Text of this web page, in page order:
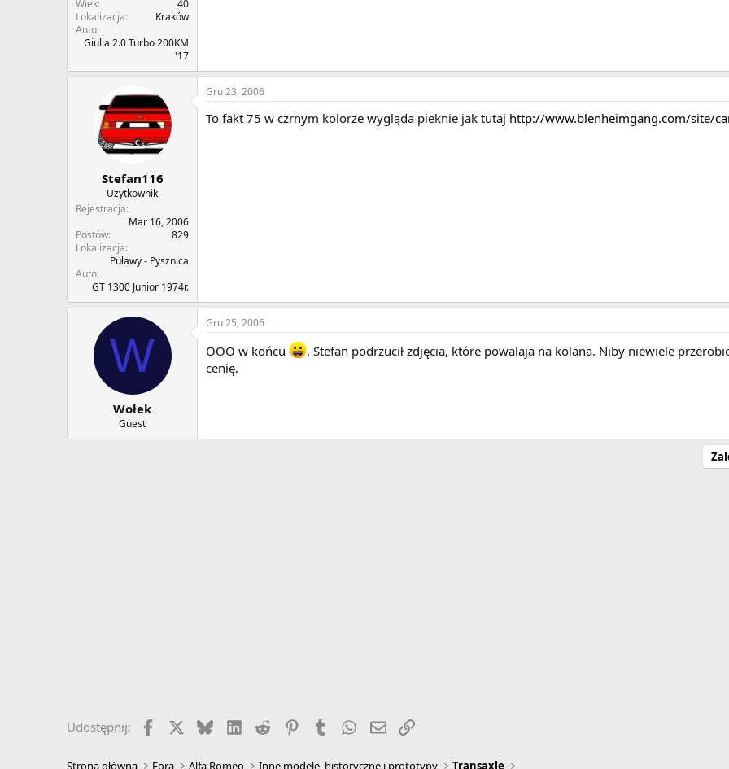
Wiek
40
Lokalizacja
Kraków
Auto
Giulia 2.0 Turbo 200KM
'17
Stefan116
Użytkownik
Rejestracja
Mar 16, 2006
Postów
829
Lokalizacja
Puławy - Pysznica
Auto
GT 1300 Junior 1974r.
Gru 23, 2006
To fakt 75 w czrnym kolorze wygląda pieknie jak tutaj http://www.blenheimgang.com/site/
W
Wołek
Guest
Gru 25, 2006
OOO w końcu
. Stefan podrzucił zdjęcia, które powalaja na kolana. Niby niewiele
cenię.
Udostępnij: Facebook BlueskyLinkedIn
Reddit PinterestTumblr WhatsApp
EmailLink
Strona główna Fora Alfa Romeo Inne modele, historyczne i prototypy Transaxle